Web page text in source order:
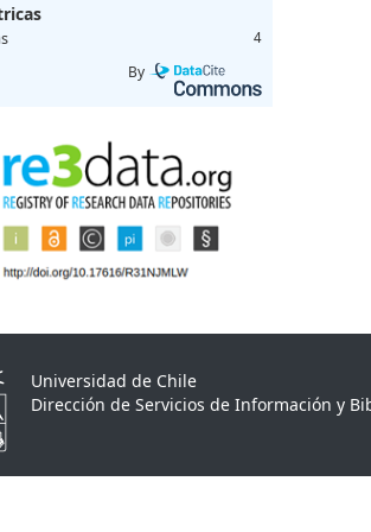
4
By
Universidad de Chile
Dirección de Servicios de Información y